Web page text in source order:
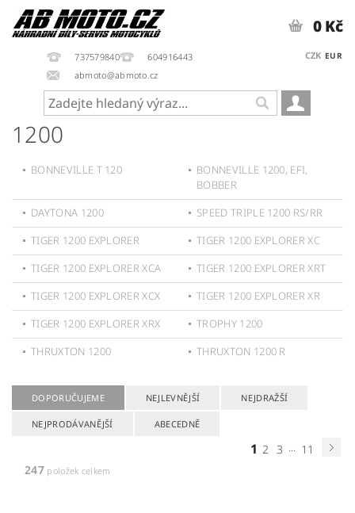
737579840
604916443
abmoto@abmoto.cz
CZK EUR
0 Kč
1200
BONNEVILLE T 120
BONNEVILLE 1200, EFI,
BOBBER
DAYTONA 1200
SPEED TRIPLE 1200 RS/RR
TIGER 1200 EXPLORER
TIGER 1200 EXPLORER XC
TIGER 1200 EXPLORER XCA
TIGER 1200 EXPLORER XRT
TIGER 1200 EXPLORER XCX
TIGER 1200 EXPLORER XR
TIGER 1200 EXPLORER XRX
TROPHY 1200
THRUXTON 1200
THRUXTON 1200 R
DOPORUČUJEME NEJLEVNĚJŠÍ NEJDRAŽŠÍ
NEJPRODÁVANĚJŠÍ ABECEDNĚ
1 2 3 ... 11
247položek celkem